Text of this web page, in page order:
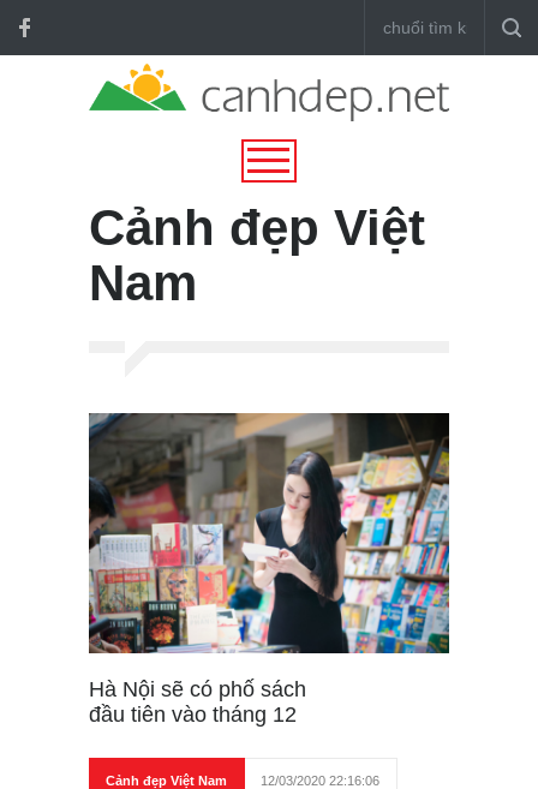
Cảnh đẹp Việt
Nam
Hà Nội sẽ có phố sách
đầu tiên vào tháng 12
Cảnh đẹp Việt Nam 12/03/2020 22:16:06